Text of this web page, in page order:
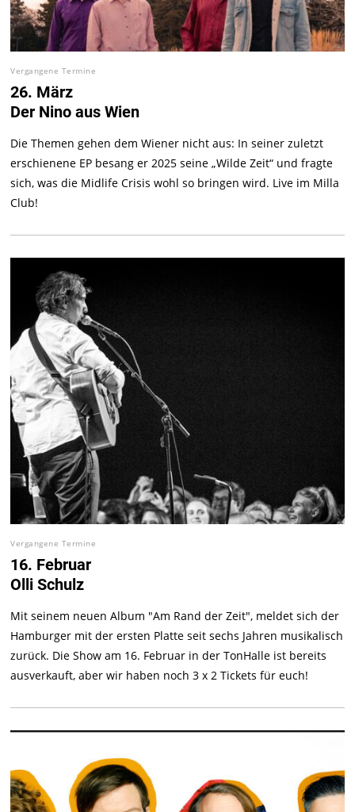
Vergangene Termine
26. März
Der Nino aus Wien
Die Themen gehen dem Wiener nicht aus: In seiner zuletzt
erschienene EP besang er 2025 seine „Wilde Zeit“ und fragte
sich, was die Midlife Crisis wohl so bringen wird. Live im Milla
Club!
Vergangene Termine
16. Februar
Olli Schulz
Mit seinem neuen Album "Am Rand der Zeit", meldet sich der
Hamburger mit der ersten Platte seit sechs Jahren musikalisch
zurück. Die Show am 16. Februar in der TonHalle ist bereits
ausverkauft, aber wir haben noch 3 x 2 Tickets für euch!